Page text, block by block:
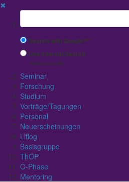
✖
Suchbegriff
Search with Google™
Use Internal Search
(limited result quality)
Seminar
Forschung
Studium
Vorträge/Tagungen
Personal
Neuerscheinungen
Litlog
Basisgruppe
ThOP
O-Phase
Mentoring